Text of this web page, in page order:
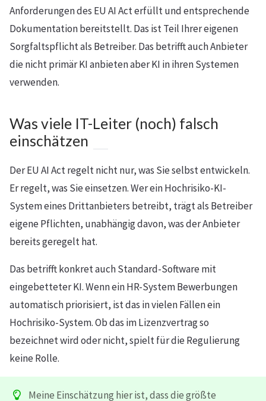
Anforderungen des EU AI Act erfüllt und entsprechende
Dokumentation bereitstellt. Das ist Teil Ihrer eigenen
Sorgfaltspflicht als Betreiber. Das betrifft auch Anbieter
die nicht primär KI anbieten aber KI in ihren Systemen
verwenden.
Was viele IT-Leiter (noch) falsch
einschätzen
Der EU AI Act regelt nicht nur, was Sie selbst entwickeln.
Er regelt, was Sie einsetzen. Wer ein Hochrisiko-KI-
System eines Drittanbieters betreibt, trägt als Betreiber
eigene Pflichten, unabhängig davon, was der Anbieter
bereits geregelt hat.
Das betrifft konkret auch Standard-Software mit
eingebetteter KI. Wenn ein HR-System Bewerbungen
automatisch priorisiert, ist das in vielen Fällen ein
Hochrisiko-System. Ob das im Lizenzvertrag so
bezeichnet wird oder nicht, spielt für die Regulierung
keine Rolle.
Meine Einschätzung hier ist, dass die größte